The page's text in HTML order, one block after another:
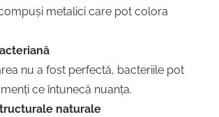
metalici care pot colora
nu a fost perfectă, bacteriile pot
ce întunecă nuanța.
naturale